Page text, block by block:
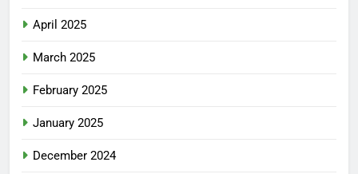
April 2025
March 2025
February 2025
January 2025
December 2024